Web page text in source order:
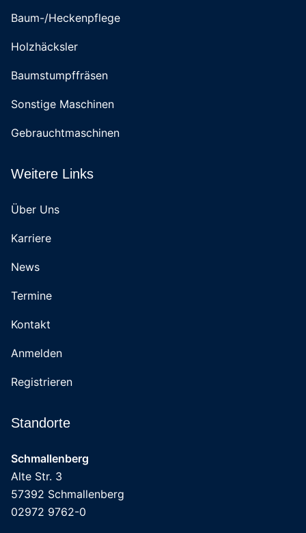
Baum-/Heckenpflege
Holzhäcksler
Baumstumpffräsen
Sonstige Maschinen
Gebrauchtmaschinen
Weitere Links
Über Uns
Karriere
News
Termine
Kontakt
Anmelden
Registrieren
Standorte
Schmallenberg
Alte Str. 3
57392 Schmallenberg
02972 9762-0